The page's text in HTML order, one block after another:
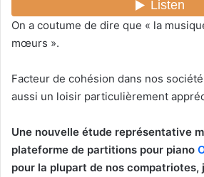
On a coutume de dire que « la
mœurs ».
Facteur de cohésion dans nos
aussi un loisir particulièrement
Une nouvelle étude représentative
plateforme de partitions pour piano
pour la plupart de nos compatriotes,